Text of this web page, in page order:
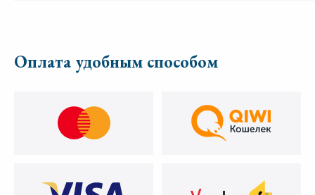
Оплата удобным способом